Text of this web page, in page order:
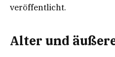
veröffentlicht.
Alter und